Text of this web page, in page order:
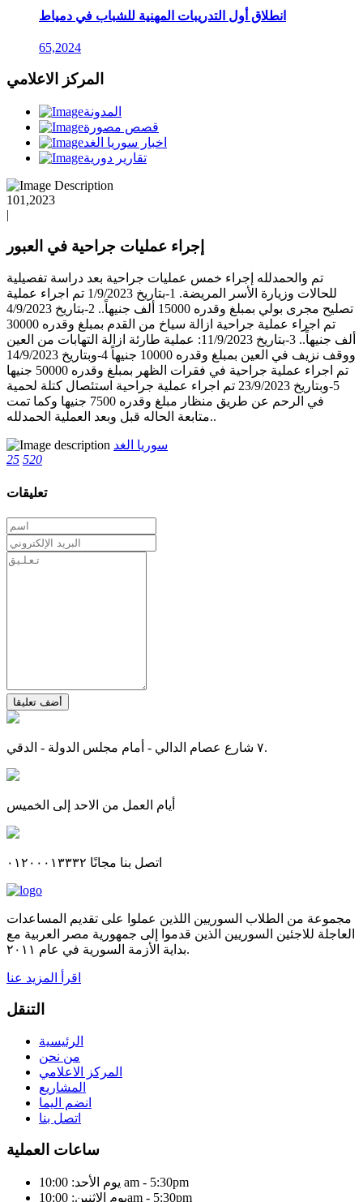
انطلاق أول التدريبات المهنية للشباب في دمياط
65,2024
المركز الاعلامي
المدونة
قصص مصورة
اخبار سوريا الغد
تقارير دورية
101,2023
|
إجراء عمليات جراحية في العبور
تم والحمدلله إجراء خمس عمليات جراحية بعد دراسة تفصيلية
للحالات وزيارة الأسر المريضة. 1-بتاريخ 1/9/2023 تم اجراء عملية
تصليح مجرى بولي بمبلغ وقدره 15000 ألف جنيهاً.. 2-بتاريخ 4/9/2023
تم اجراء عملية جراحية ازالة سياخ من القدم بمبلغ وقدره 30000
ألف جنيهاً.. 3-بتاريخ 11/9/2023: عملية طارئة ازالة التهابات من العين
ووقف نزيف في العين بمبلغ وقدره 10000 جنيهاً 4-وبتاريخ 14/9/2023
تم اجراء عملية جراحية في فقرات الظهر بمبلغ وقدره 50000 جنيها
5-وبتاريخ 23/9/2023 تم اجراء عملية جراحية استئصال كتلة لحمية
في الرحم عن طريق منظار مبلغ وقدره 7500 جنيها وكما تمت
متابعة الحاله قبل وبعد العملية الحمدلله..
سوريا الغد
25 520
تعليقات
أضف تعليقا
٧ شارع عصام الدالي - أمام مجلس الدولة - الدقي.
أيام العمل من الاحد إلى الخميس
اتصل بنا مجانًا ٠١٢٠٠٠١٣٣٣٢
مجموعة من الطلاب السوريين اللذين عملوا على تقديم المساعدات
العاجلة للاجئين السوريين الذين قدموا إلى جمهورية مصر العربية مع
بداية الأزمة السورية في عام ٢٠١١.
اقرأ المزيد عنا
التنقل
الرئيسية
من نحن
المركز الاعلامي
المشاريع
انضم اليما
اتصل بنا
ساعات العملية
يوم الأحد: 10:00 am - 5:30pm
يوم الاثنين: 10:00am - 5:30pm